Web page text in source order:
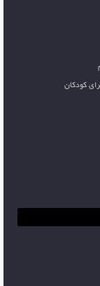
کودکان